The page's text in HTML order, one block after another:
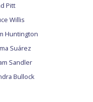
Pitt
Willis
Huntington
Suárez
Sandler
Bullock